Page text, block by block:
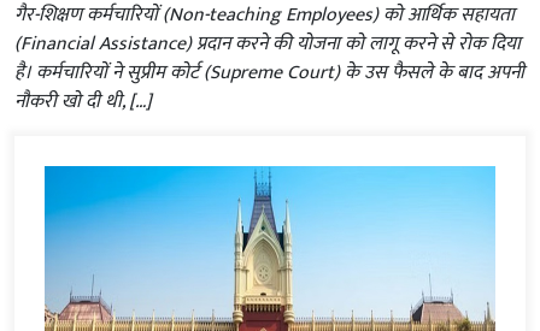
गैर-शिक्षण कर्मचारियों (Non-teaching Employees) को आर्थिक सहायता
(Financial Assistance) प्रदान करने की योजना को लागू करने से रोक दिया
है। कर्मचारियों ने सुप्रीम कोर्ट (Supreme Court) के उस फैसले के बाद अपनी
नौकरी खो दी थी, […]